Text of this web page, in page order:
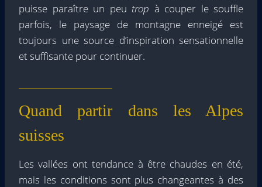
puisse paraître un peu trop à couper le souffle
parfois, le paysage de montagne enneigé est
toujours une source d’inspiration sensationnelle
et suffisante pour continuer.
Quand partir dans les Alpes
suisses
Les vallées ont tendance à être chaudes en été,
mais les conditions sont plus changeantes à des